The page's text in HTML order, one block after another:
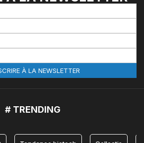
# TRENDING